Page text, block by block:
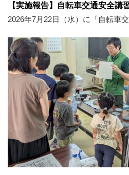
【実施報告】自転車交通安全講
2026年7月22日（水）に「自転車